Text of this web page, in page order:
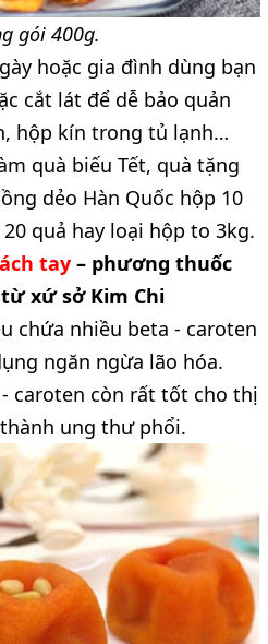
gói 400g.
hoặc gia đình dùng bạn
cắt lát để dễ bảo quản
hộp kín trong tủ lạnh…
quà biếu Tết, quà tặng
dẻo Hàn Quốc hộp 10
quả hay loại hộp to 3kg.
tay – phương thuốc
xứ sở Kim Chi
chứa nhiều beta - caroten
ngăn ngừa lão hóa.
caroten còn rất tốt cho thị
ung thư phổi.